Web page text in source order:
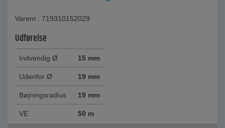
Varenr.: 719310152029
Udførelse
Indvendig Ø 15 mm
Udenfor Ø 19 mm
Bøjningsradius 19 mm
VE 50 m